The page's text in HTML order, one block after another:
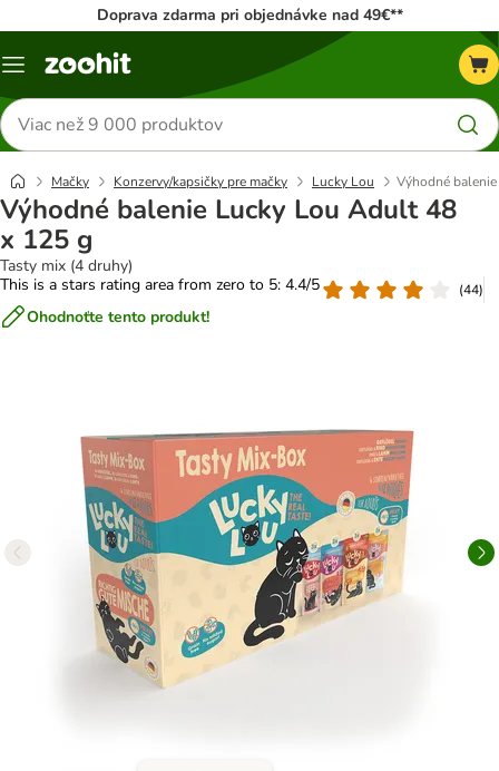
Doprava zdarma pri objednávke nad 49€**
Kategórie
Hľadať
produkty
Mačky Konzervy/kapsičky pre mačky Lucky Lou Výhodné
Výhodné balenie Lucky Lou Adult 48
x 125 g
Tasty mix (4 druhy)
This is a stars rating area from zero to 5: 4.4/5
(44)
Ohodnoťte tento produkt!